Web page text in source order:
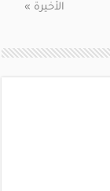
الأخيرة »